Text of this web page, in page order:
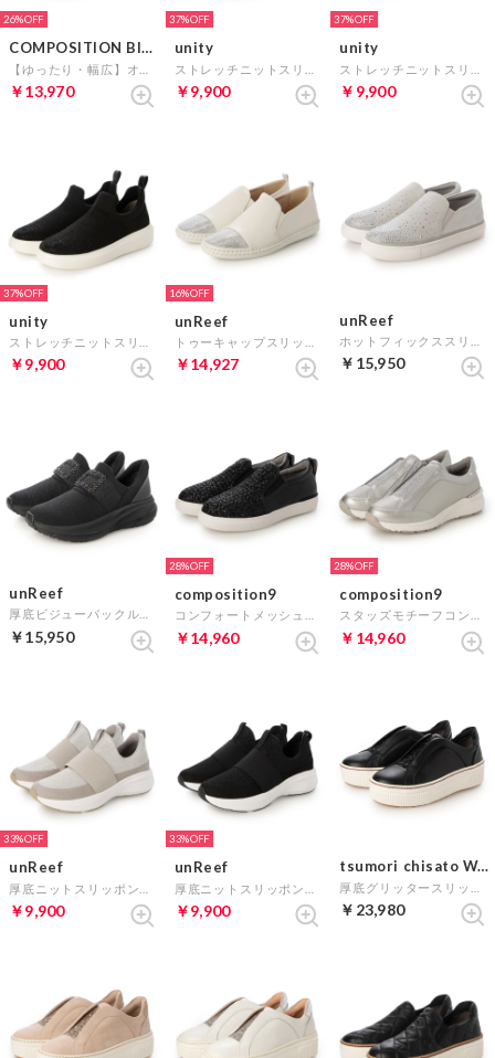
26%
COMPOSITION Blow
￥13,970
37%
unity
￥9,900
37%
unity
￥9,900
37%
unity
￥9,900
16%
unReef
￥14,927
unReef
￥15,950
unReef
￥15,950
28%
composition9
￥14,960
28%
composition9
￥14,960
33%
unReef
￥9,900
33%
unReef
￥9,900
tsumori chisato WALK
￥23,980